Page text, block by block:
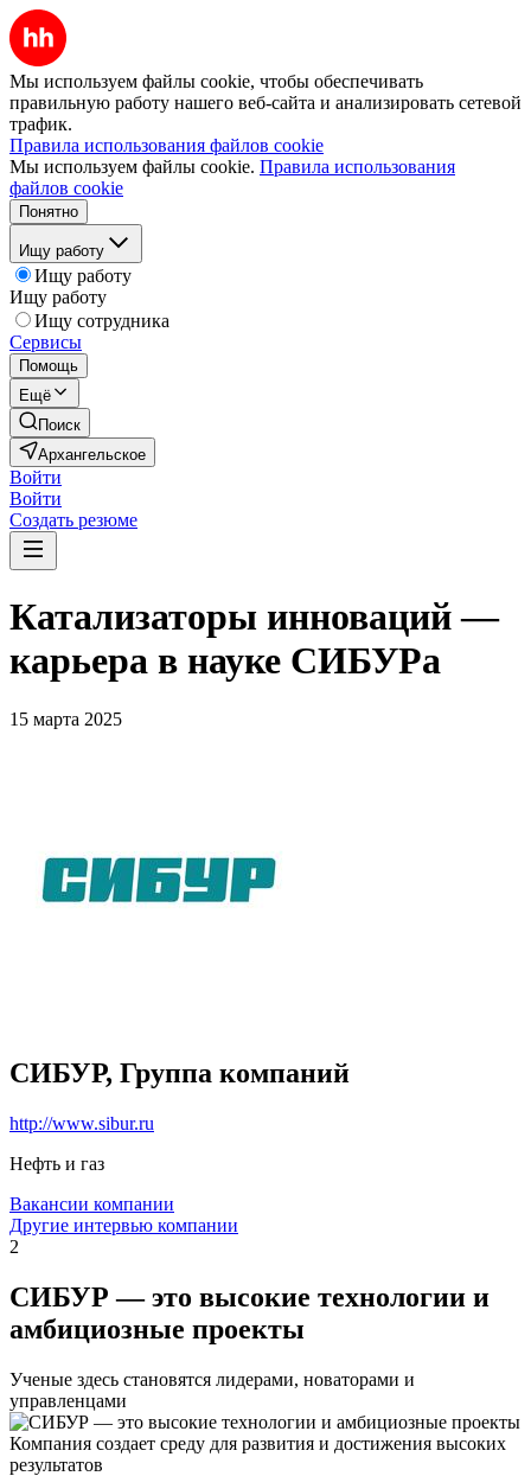
Мы используем файлы cookie, чтобы обеспечивать
правильную работу нашего веб-сайта и анализировать сетевой
трафик.
Правила использования файлов cookie
Мы используем файлы cookie. Правила использования
файлов cookie
Понятно
Ищу работу
Ищу работу
Ищу работу
Ищу сотрудника
Сервисы
Помощь
Ещё
Поиск
Архангельское
Войти
Войти
Создать резюме
Катализаторы инноваций —
карьера в науке СИБУРа
15 марта 2025
СИБУР, Группа компаний
http://www.sibur.ru
Нефть и газ
Вакансии компании
Другие интервью компании
2
СИБУР — это высокие технологии и
амбициозные проекты
Ученые здесь становятся лидерами, новаторами и
управленцами
Компания создает среду для развития и достижения высоких
результатов